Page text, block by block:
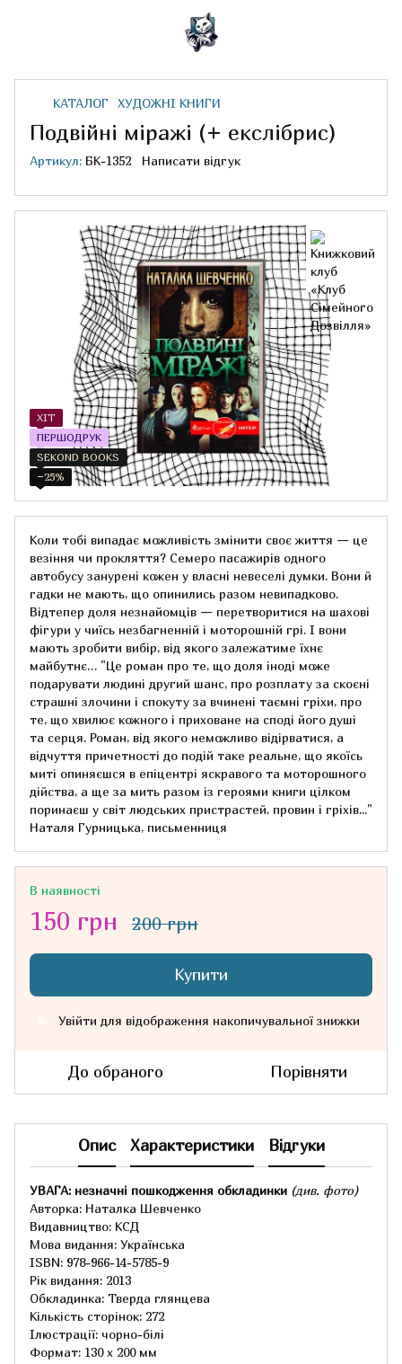
КАТАЛОГ ХУДОЖНІ КНИГИ
Подвійні міражі (+ екслібрис)
Артикул: БК-1352 Написати відгук
ХІТ
ПЕРШОДРУК
SEKOND BOOKS
−25%
Коли тобі випадає можливість змінити своє життя — це
везіння чи прокляття? Семеро пасажирів одного
автобусу занурені кожен у власні невеселі думки. Вони й
гадки не мають, що опинились разом невипадково.
Відтепер доля незнайомців — перетворитися на шахові
фігури у чиїсь незбагненній і моторошній грі. І вони
мають зробити вибір, від якого залежатиме їхнє
майбутнє… "Це роман про те, що доля іноді може
подарувати людині другий шанс, про розплату за скоєні
страшні злочини і спокуту за вчинені таємні гріхи, про
те, що хвилює кожного і приховане на споді його душі
та серця. Роман, від якого неможливо відірватися, а
відчуття причетності до подій таке реальне, що якоїсь
миті опиняєшся в епіцентрі яскравого та моторошного
дійства, а ще за мить разом із героями книги цілком
поринаєш у світ людських пристрастей, провин і гріхів..."
Наталя Гурницька, письменниця
В наявності
150 грн 200 грн
Купити
Увійти для відображення накопичувальної знижки
До обраного Порівняти
Опис Характеристики Відгуки
УВАГА: незначні пошкодження обкладинки (див. фото)
Авторка: Наталка Шевченко
Видавництво: КСД
Мова видання: Українська
ISBN: 978-966-14-5785-9
Рік видання: 2013
Обкладинка: Тверда глянцева
Кількість сторінок: 272
Ілюстрації: чорно-білі
Формат: 130 x 200 мм